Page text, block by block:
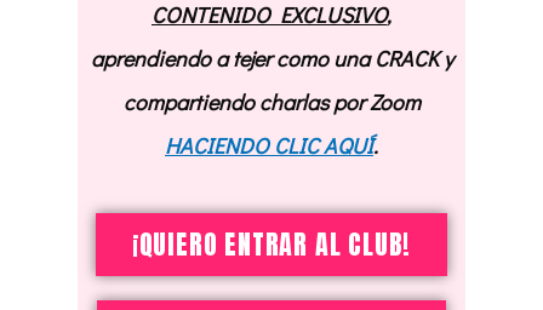
CONTENIDO EXCLUSIVO,
aprendiendo a tejer como una CRACK y
compartiendo charlas por Zoom
HACIENDO CLIC AQUÍ.
¡QUIERO ENTRAR AL CLUB!